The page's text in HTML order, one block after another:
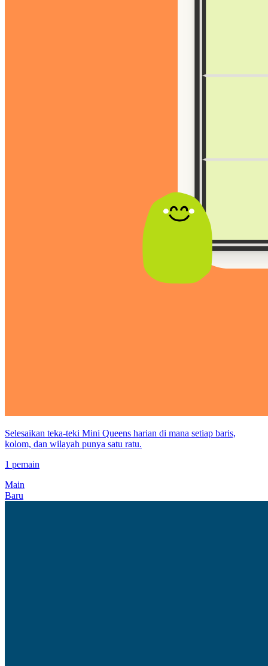
Selesaikan teka-teki Mini Queens harian di mana setiap baris,
kolom, dan wilayah punya satu ratu.
1 pemain
Main
Baru